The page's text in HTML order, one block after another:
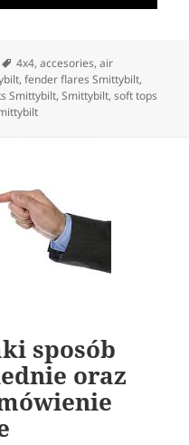
Tagi
4x4,accesories,air
,fender flares Smittybilt,
Smittybilt,Smittybilt,soft tops
sposób
oraz